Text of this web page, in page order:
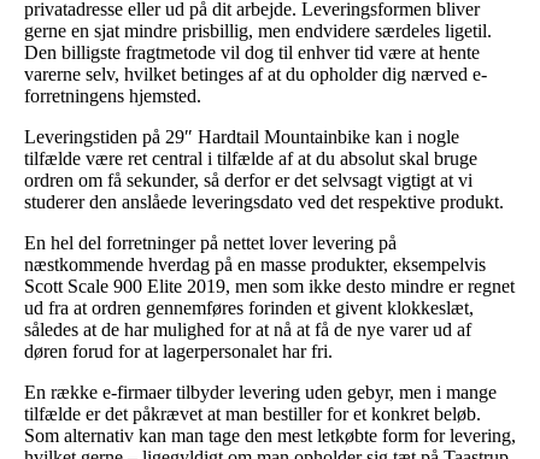
privatadresse eller ud på dit arbejde. Leveringsformen bliver
gerne en sjat mindre prisbillig, men endvidere særdeles ligetil.
Den billigste fragtmetode vil dog til enhver tid være at hente
varerne selv, hvilket betinges af at du opholder dig nærved e-
forretningens hjemsted.
Leveringstiden på 29″ Hardtail Mountainbike kan i nogle
tilfælde være ret central i tilfælde af at du absolut skal bruge
ordren om få sekunder, så derfor er det selvsagt vigtigt at vi
studerer den anslåede leveringsdato ved det respektive produkt.
En hel del forretninger på nettet lover levering på
næstkommende hverdag på en masse produkter, eksempelvis
Scott Scale 900 Elite 2019, men som ikke desto mindre er regnet
ud fra at ordren gennemføres forinden et givent klokkeslæt,
således at de har mulighed for at nå at få de nye varer ud af
døren forud for at lagerpersonalet har fri.
En række e-firmaer tilbyder levering uden gebyr, men i mange
tilfælde er det påkrævet at man bestiller for et konkret beløb.
Som alternativ kan man tage den mest letkøbte form for levering,